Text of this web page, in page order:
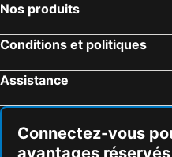
Nos produits
Conditions et politiques
Assistance
Connectez-vous